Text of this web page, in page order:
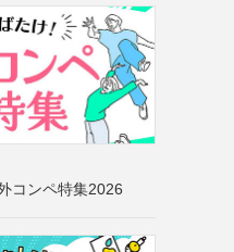
コンペ特集2026